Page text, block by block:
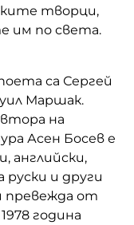
творци,
им по света.
са Сергей
Маршак.
на
Асен Босев е
английски,
руски и други
превежда от
година